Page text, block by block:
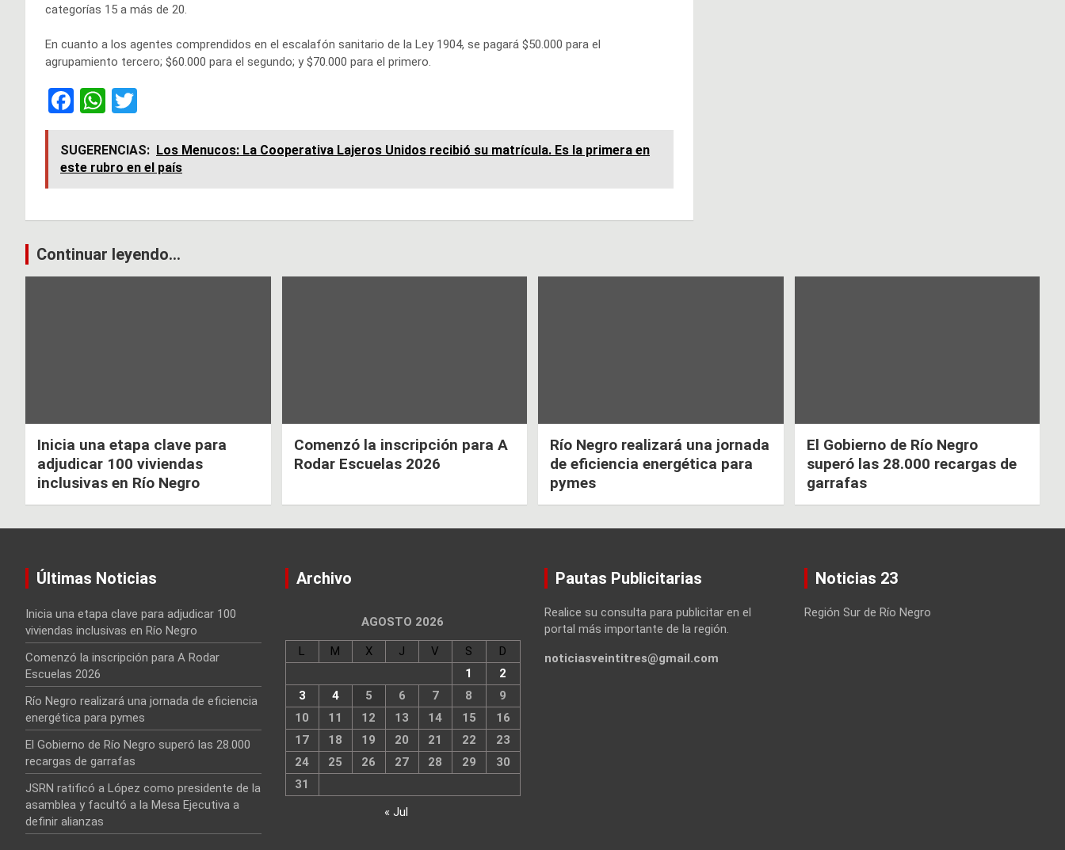
categorías 15 a más de 20.
En cuanto a los agentes comprendidos en el escalafón sanitario de la Ley 1904, se pagará $50.000 para el
agrupamiento tercero; $60.000 para el segundo; y $70.000 para el primero.
F
a
ce
b
o
k
W
h
at
s
p
p
wi
tt
er
SUGERENCIAS: Los Menucos: La Cooperativa Lajeros Unidos recibió su matrícula. Es la primera en
este rubro en el país
Navegación
Continuar leyendo...
Inicia una etapa clave para
adjudicar 100 viviendas
inclusivas en Río Negro
Comenzó la inscripción para A
Rodar Escuelas 2026
Río Negro realizará una jornada
de eficiencia energética para
pymes
El Gobierno de Río Negro
superó las 28.000 recargas de
garrafas
Últimas Noticias
Inicia una etapa clave para adjudicar 100
viviendas inclusivas en Río Negro
Comenzó la inscripción para A Rodar
Escuelas 2026
Río Negro realizará una jornada de eficiencia
energética para pymes
El Gobierno de Río Negro superó las 28.000
recargas de garrafas
JSRN ratificó a López como presidente de la
asamblea y facultó a la Mesa Ejecutiva a
definir alianzas
Archivo
AGOSTO 2026
L M X J V S
D
1
2
3
4 5 6 7 8
9
10
11 12 13 14 15
16
17
18 19 20 21 22
23
24
25 26 27 28 29
30
31
« Jul
Pautas Publicitarias
Realice su consulta para publicitar en el
portal más importante de la región.
noticiasveintitres@gmail.com
Noticias 23
Región Sur de Río Negro